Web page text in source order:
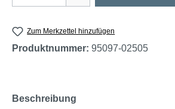
Zum Merkzettel hinzufügen
Produktnummer: 95097-02505
Beschreibung